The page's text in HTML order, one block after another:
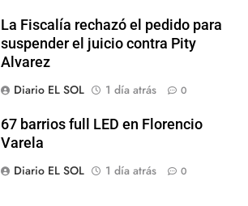
La Fiscalía rechazó el pedido para
suspender el juicio contra Pity
Alvarez
Diario EL SOL
1 día atrás 0
67 barrios full LED en Florencio
Varela
Diario EL SOL
1 día atrás 0